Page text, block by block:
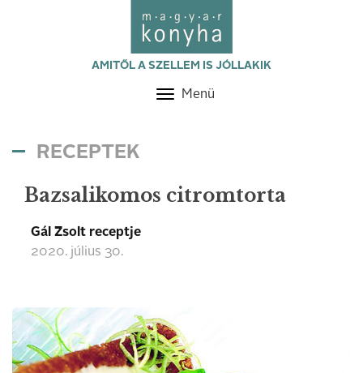
AMITŐL A SZELLEM IS JÓLLAKIK
Toggle
Menü
RECEPTEK
Bazsalikomos citromtorta
Gál Zsolt receptje
2020. július 30.